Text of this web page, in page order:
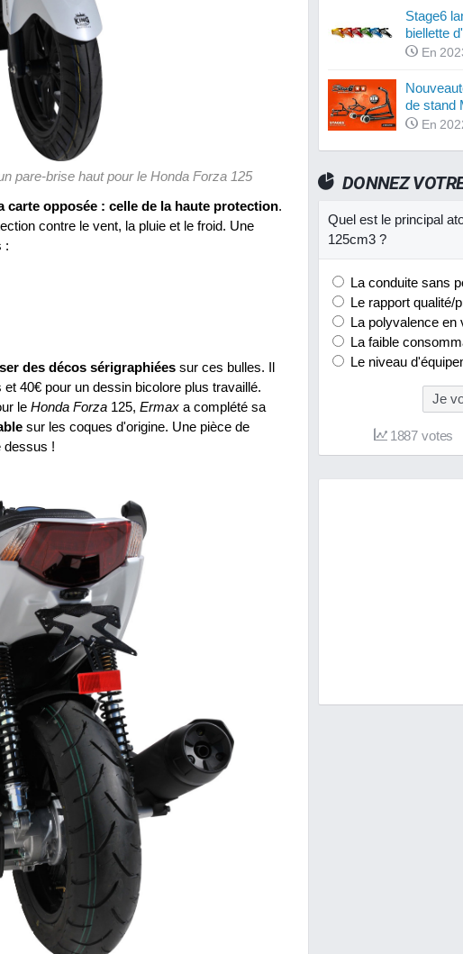
pare-brise haut pour le Honda Forza 125
carte opposée : celle de la haute protection.
contre le vent, la pluie et le froid. Une
:
des décos sérigraphiées sur ces bulles. Il
40€ pour un dessin bicolore plus travaillé.
le Honda Forza 125, Ermax a complété sa
sur les coques d'origine. Une pièce de
dessus !
Stage6
biellette
En
de stand
En
DONNEZ
Quel est le principal
125cm3 ?
La conduite sans
Le rapport qualité/
La polyvalence en
La faible
Le niveau
Je
1887 votes